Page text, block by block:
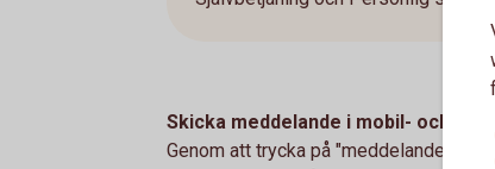
Skicka meddelande i mobil- och
Genom att trycka på "meddelande" i